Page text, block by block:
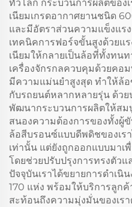
ทั่วโลก กระบวนการผลิตของ
เนียมเกรดอากาศยานชนิด
และมีอัตราส่วนความแข็งแร
เทคนิคการฟอร์จขั้นสูงด้วยแ
เนียมให้กลายเป็นล้อที่ทั้งทน
เครื่องจักรกลควบคุมด้วยคอ
มีความแม่นยำสูงสุด ทำให้ล้อ
กับรถยนต์หลากหลายรุ่น ด้วย
พัฒนากระบวนการผลิตให้ส
สนองความต้องการของทั้งผู้
ล้อสีบรอนซ์แบบดีพดิชของเร
เท่านั้น แต่ยังถูกออกแบบมา
โดยช่วยปรับปรุงการทรงตัว
ปัจจุบันเราได้ขยายการดำเนิ
170 แห่ง พร้อมให้บริการลูก
สะท้อนถึงความมุ่งมั่นของเ